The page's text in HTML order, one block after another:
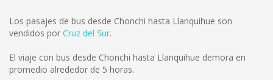
Los pasajes de bus desde Chonchi hasta Llanquihue son
vendidos por Cruz del Sur.
El viaje con bus desde Chonchi hasta Llanquihue demora en
promedio alrededor de 5 horas.